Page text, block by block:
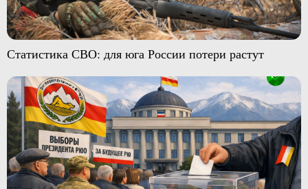
Статистика СВО: для юга России потери растут